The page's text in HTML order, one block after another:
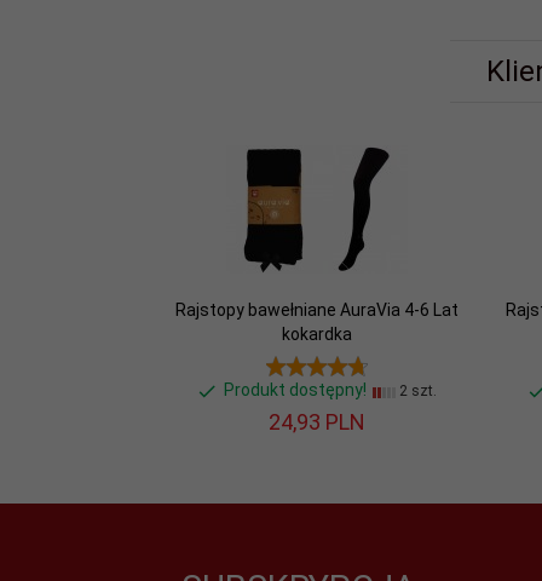
Rajstopy bawełniane AuraVia 4-6 Lat
kokardka
Produkt dostępny! 2 szt.
24,93 PLN